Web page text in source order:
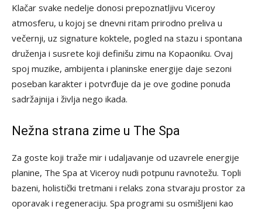
Klačar svake nedelje donosi prepoznatljivu Viceroy
atmosferu, u kojoj se dnevni ritam prirodno preliva u
večernji, uz signature koktele, pogled na stazu i spontana
druženja i susrete koji definišu zimu na Kopaoniku. Ovaj
spoj muzike, ambijenta i planinske energije daje sezoni
poseban karakter i potvrđuje da je ove godine ponuda
sadržajnija i življa nego ikada.
Nežna strana zime u The Spa
Za goste koji traže mir i udaljavanje od uzavrele energije
planine, The Spa at Viceroy nudi potpunu ravnotežu. Topli
bazeni, holistički tretmani i relaks zona stvaraju prostor za
oporavak i regeneraciju. Spa programi su osmišljeni kao